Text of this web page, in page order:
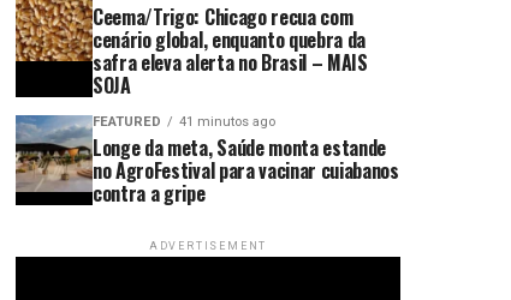
Ceema/Trigo: Chicago recua com
cenário global, enquanto quebra da
safra eleva alerta no Brasil – MAIS
SOJA
FEATURED 41 minutos ago
Longe da meta, Saúde monta estande
no AgroFestival para vacinar cuiabanos
contra a gripe
ADVERTISEMENT